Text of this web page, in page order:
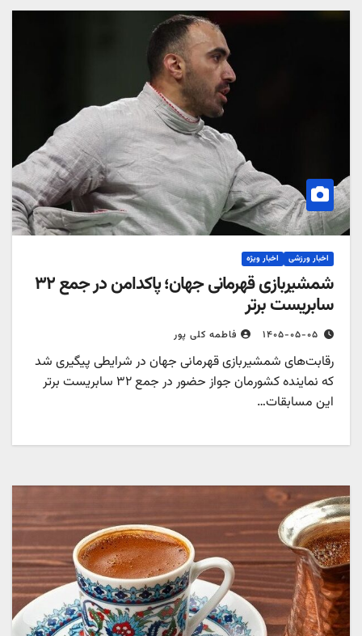
اخبار ورزشی اخبار ویژه
شمشیربازی قهرمانی جهان؛ پاکدامن در جمع ۳۲
سابریست برتر
۱۴۰۵-۰۵-۰۵ فاطمه کلی پور
رقابت‌های شمشیربازی قهرمانی جهان در شرایطی پیگیری شد
که نماینده کشورمان جواز حضور در جمع ۳۲ سابریست برتر
این مسابقات…